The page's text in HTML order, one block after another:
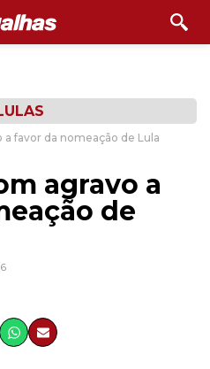
favor da nomeação de Lula
agravo a
de